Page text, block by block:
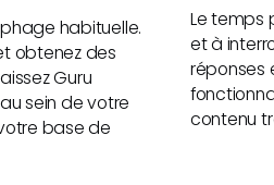
habituelle.
obtenez des
Guru
sein de votre
base de
Le temps
et à
réponses
contenu